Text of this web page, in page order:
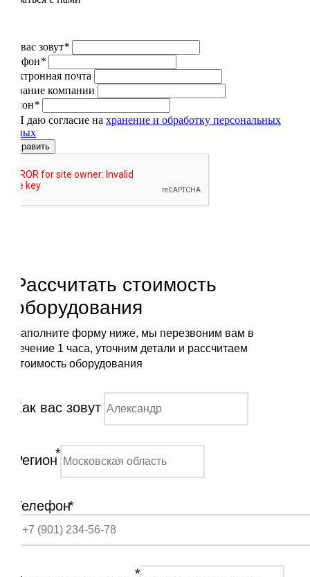
Как вас зовут*
Телефон*
Электронная почта
Название компании
Регион*
Я даю согласие на хранение и обработку персональных
данных
Отправить
Рассчитать стоимость
оборудования
Заполните форму ниже, мы перезвоним вам в
течение 1 часа, уточним детали и рассчитаем
стоимость оборудования
Как вас зовут
Регион*
Телефон*
*